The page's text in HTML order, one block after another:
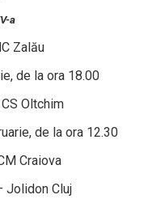
a
Zalău
de la ora 18.00
Oltchim
de la ora 12.30
Craiova
Jolidon Cluj